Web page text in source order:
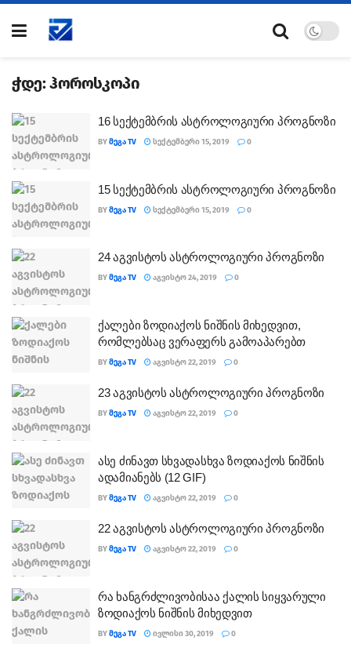
ჭდე:ჰოროსკოპი
16 სექტემბრის ასტროლოგიური პროგნოზი
BYᲛᲔᲒᲐ TV ᲡᲔᲥᲢᲔᲛᲑᲔᲠᲘ 15, 2019 0
15 სექტემბრის ასტროლოგიური პროგნოზი
BYᲛᲔᲒᲐ TV ᲡᲔᲥᲢᲔᲛᲑᲔᲠᲘ 15, 2019 0
24 აგვისტოს ასტროლოგიური პროგნოზი
BYᲛᲔᲒᲐ TV ᲐᲒᲕᲘᲡᲢᲝ 24, 2019 0
ქალები ზოდიაქოს ნიშნის მიხედვით,
რომლებსაც ვერაფერს გამოაპარებთ
BYᲛᲔᲒᲐ TV ᲐᲒᲕᲘᲡᲢᲝ 22, 2019 0
23 აგვისტოს ასტროლოგიური პროგნოზი
BYᲛᲔᲒᲐ TV ᲐᲒᲕᲘᲡᲢᲝ 22, 2019 0
ასე ძინავთ სხვადასხვა ზოდიაქოს ნიშნის
ადამიანებს (12 GIF)
BYᲛᲔᲒᲐ TV ᲐᲒᲕᲘᲡᲢᲝ 22, 2019 0
22 აგვისტოს ასტროლოგიური პროგნოზი
BYᲛᲔᲒᲐ TV ᲐᲒᲕᲘᲡᲢᲝ 22, 2019 0
რა ხანგრძლივობისაა ქალის სიყვარული
ზოდიაქოს ნიშნის მიხედვით
BYᲛᲔᲒᲐ TV ᲘᲕᲚᲘᲡᲘ 30, 2019 0